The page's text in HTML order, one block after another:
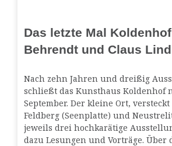
Das letzte Mal
Behrendt und Claus
Nach zehn Jahren und dreißig
schließt das Kunsthaus Koldenhof
September. Der kleine Ort,
Feldberg (Seenplatte) und
jeweils drei hochkarätige
dazu Lesungen und Vorträge. Über